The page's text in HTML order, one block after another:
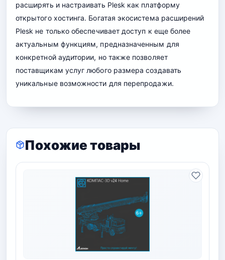
расширять и настраивать Plesk как платформу
открытого хостинга. Богатая экосистема расширений
Plesk не только обеспечивает доступ к еще более
актуальным функциям, предназначенным для
конкретной аудитории, но также позволяет
поставщикам услуг любого размера создавать
уникальные возможности для перепродажи.
Похожие товары